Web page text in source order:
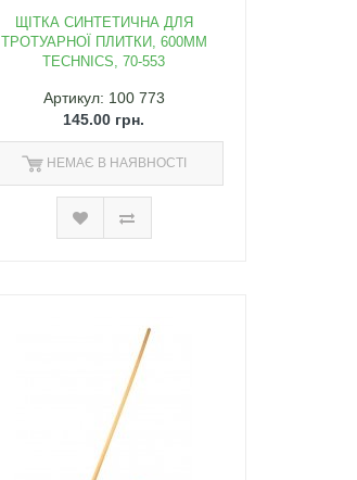
ЩІТКА СИНТЕТИЧНА ДЛЯ
ТРОТУАРНОЇ ПЛИТКИ, 600ММ
TECHNICS, 70-553
Артикул: 100 773
145.00 грн.
НЕМАЄ В НАЯВНОСТІ